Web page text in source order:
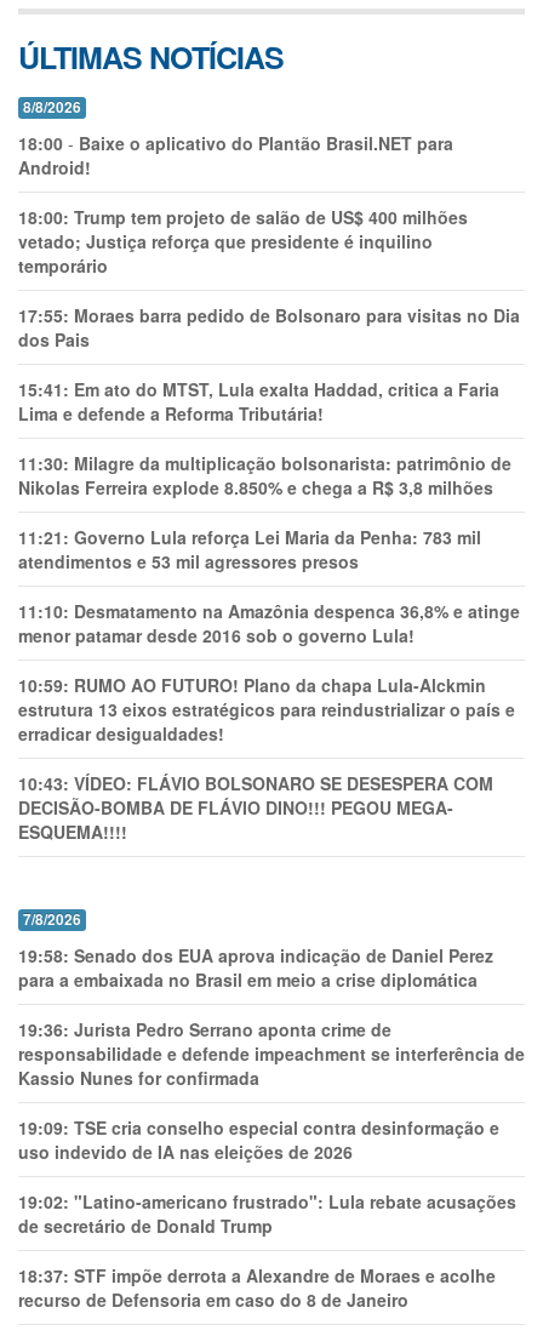
ÚLTIMAS NOTÍCIAS
8/8/2026
18:00 - Baixe o aplicativo do Plantão Brasil.NET para
Android!
18:00: Trump tem projeto de salão de US$ 400 milhões
vetado; Justiça reforça que presidente é inquilino
temporário
17:55: Moraes barra pedido de Bolsonaro para visitas no Dia
dos Pais
15:41: Em ato do MTST, Lula exalta Haddad, critica a Faria
Lima e defende a Reforma Tributária!
11:30: Milagre da multiplicação bolsonarista: patrimônio de
Nikolas Ferreira explode 8.850% e chega a R$ 3,8 milhões
11:21: Governo Lula reforça Lei Maria da Penha: 783 mil
atendimentos e 53 mil agressores presos
11:10: Desmatamento na Amazônia despenca 36,8% e atinge
menor patamar desde 2016 sob o governo Lula!
10:59: RUMO AO FUTURO! Plano da chapa Lula-Alckmin
estrutura 13 eixos estratégicos para reindustrializar o país e
erradicar desigualdades!
10:43: VÍDEO: FLÁVIO BOLSONARO SE DESESPERA COM
DECISÃO-BOMBA DE FLÁVIO DINO!!! PEGOU MEGA-
ESQUEMA!!!!
7/8/2026
19:58: Senado dos EUA aprova indicação de Daniel Perez
para a embaixada no Brasil em meio a crise diplomática
19:36: Jurista Pedro Serrano aponta crime de
responsabilidade e defende impeachment se interferência de
Kassio Nunes for confirmada
19:09: TSE cria conselho especial contra desinformação e
uso indevido de IA nas eleições de 2026
19:02: "Latino-americano frustrado": Lula rebate acusações
de secretário de Donald Trump
18:37: STF impõe derrota a Alexandre de Moraes e acolhe
recurso de Defensoria em caso do 8 de Janeiro